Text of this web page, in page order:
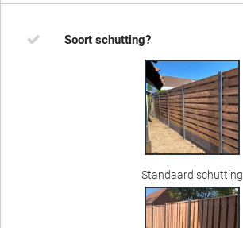
Soort schutting?
Standaard schutting